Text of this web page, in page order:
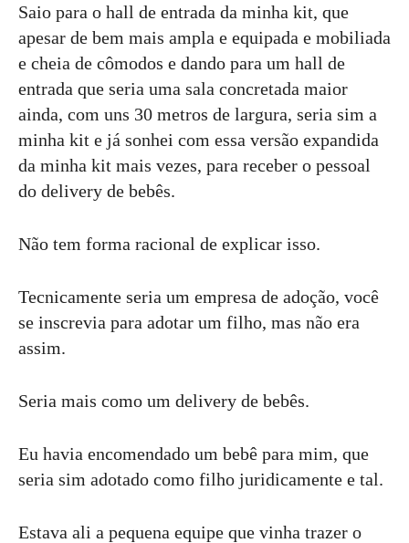
Saio para o hall de entrada da minha kit, que
apesar de bem mais ampla e equipada e mobiliada
e cheia de cômodos e dando para um hall de
entrada que seria uma sala concretada maior
ainda, com uns 30 metros de largura, seria sim a
minha kit e já sonhei com essa versão expandida
da minha kit mais vezes, para receber o pessoal
do delivery de bebês.
Não tem forma racional de explicar isso.
Tecnicamente seria um empresa de adoção, você
se inscrevia para adotar um filho, mas não era
assim.
Seria mais como um delivery de bebês.
Eu havia encomendado um bebê para mim, que
seria sim adotado como filho juridicamente e tal.
Estava ali a pequena equipe que vinha trazer o